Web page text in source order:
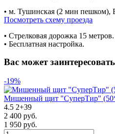
• м. Тушинская (2 мин пешком),
Посмотреть схему проезда
• Cтрелковая дорожка 15 метров.
• Бесплатная настройка.
Вас может заинтересовать
-19%
Мишенный щит "СуперТир"
4.5 2+39
2 400 руб.
1 950 руб.